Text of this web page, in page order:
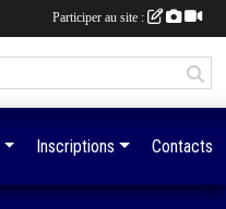
Inscriptions Contacts
Participer au site :